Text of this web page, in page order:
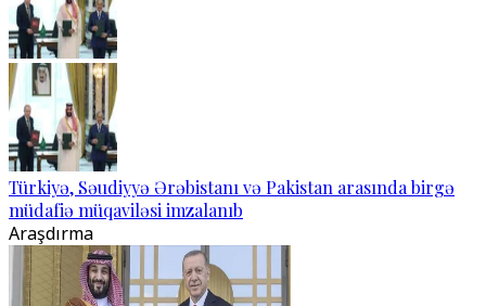
Türkiyə, Səudiyyə Ərəbistanı və Pakistan arasında birgə
müdafiə müqaviləsi imzalanıb
Araşdırma